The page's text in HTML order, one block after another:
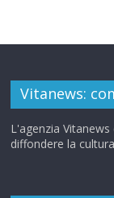
Vitanews:
L'agenzia
diffondere la